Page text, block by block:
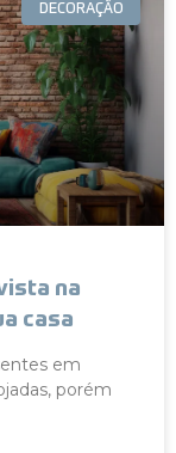
DECORAÇÃO
na
casa
em
porém